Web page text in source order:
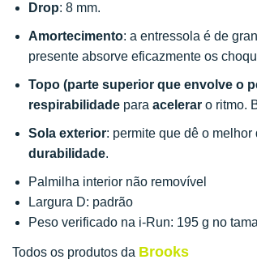
Drop: 8 mm.
Amortecimento: a entressola é de
presente absorve eficazmente os
Topo (parte superior que envolve o
respirabilidade para acelerar o ritmo.
Sola exterior: permite que dê o
durabilidade.
Palmilha interior não removível
Largura D: padrão
Peso verificado na i-Run: 195 g no
Todos os produtos da Brooks